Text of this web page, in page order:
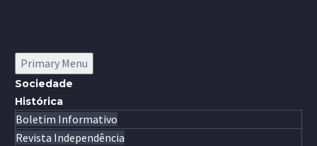
Primary Menu
Sociedade
Histórica
Boletim Informativo
Revista Independência